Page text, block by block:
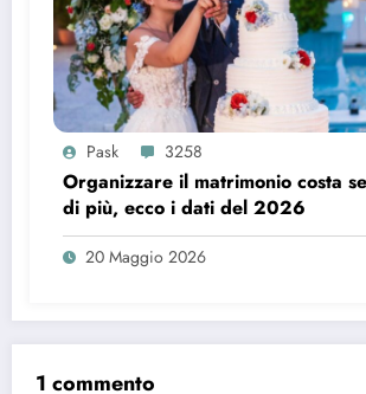
Pask 3258
Organizzare il matrimonio costa
di più, ecco i dati del 2026
20 Maggio 2026
1 commento